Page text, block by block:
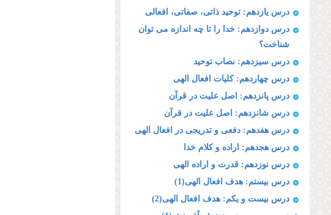
درس یازدهم: توحید ذاتى، صفاتى، افعالى
درس دوازدهم: خدا را تا چه اندازه مى توان
شناخت؟
درس سیزدهم: نصاب توحید
درس چهاردهم: كلیات افعال الهى
درس پانزدهم: اصل علیت در قرآن
درس شانزدهم: اصل علیت در قرآن
درس هفدهم: دفعى و تدریجى در افعال الهى
درس هجدهم: اراده و كلام خدا
درس نوزدهم: قدرت و اراده الهى
درس بیستم: هدف افعال الهی(1)
درس بیست و یکم: هدف افعال الهی(2)